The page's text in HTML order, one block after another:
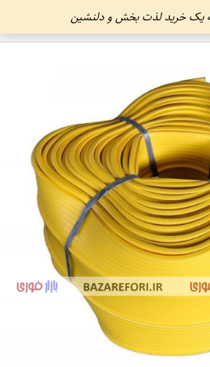
یک خرید لذت بخش و دلنشین